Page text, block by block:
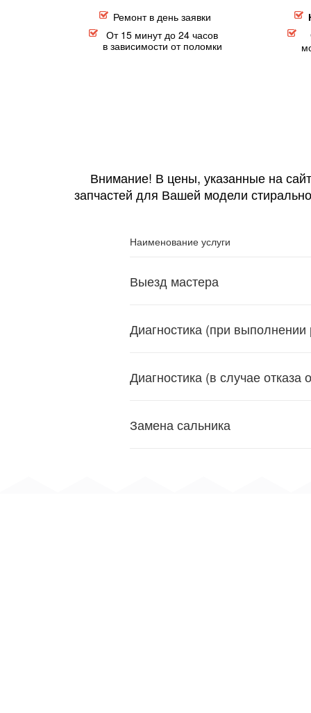
Ремонт в день заявки
От 15 минут до 24 часов
в зависимости от поломки
Внимание! В цены, указанные на
запчастей для Вашей модели
Наименование услуги
Выезд мастера
Диагностика (при выполнении
Диагностика (в случае отказа
Замена сальника